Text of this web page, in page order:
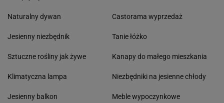
Naturalny dywan
Jesienny niezbędnik
Sztuczne rośliny jak żywe
Klimatyczna lampa
Jesienny balkon
Castorama wyprzedaż
Tanie łóżko
Kanapy do małego mieszkania
Niezbędniki na jesienne chłody
Meble wypoczynkowe